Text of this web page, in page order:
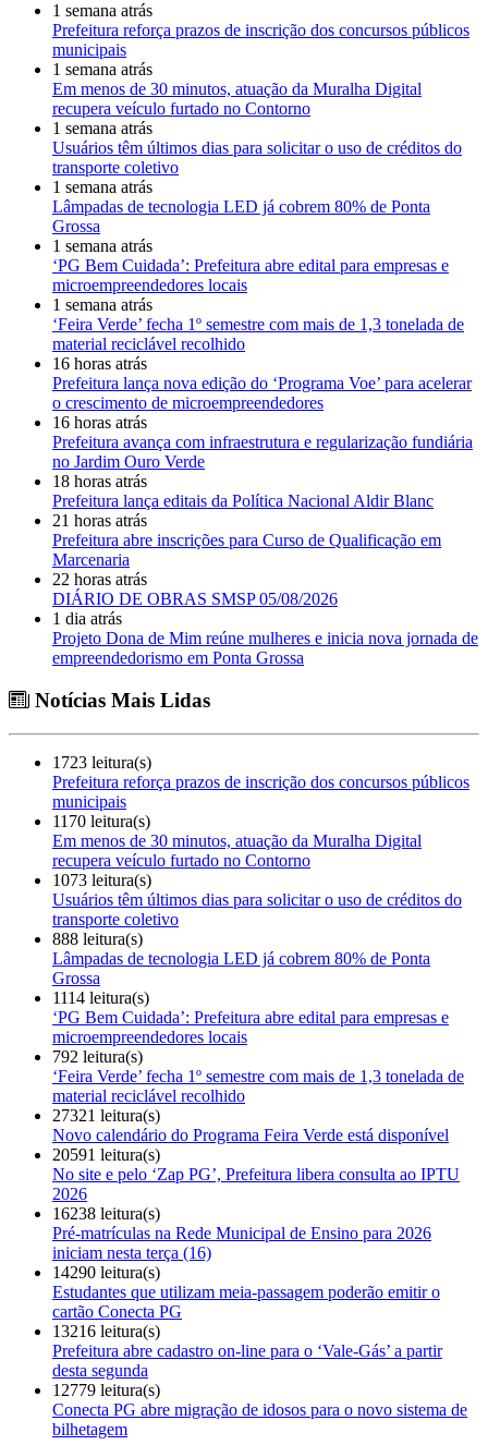
1 semana atrás
Prefeitura reforça prazos de inscrição dos concursos públicos
municipais
1 semana atrás
Em menos de 30 minutos, atuação da Muralha Digital
recupera veículo furtado no Contorno
1 semana atrás
Usuários têm últimos dias para solicitar o uso de créditos do
transporte coletivo
1 semana atrás
Lâmpadas de tecnologia LED já cobrem 80% de Ponta
Grossa
1 semana atrás
‘PG Bem Cuidada’: Prefeitura abre edital para empresas e
microempreendedores locais
1 semana atrás
‘Feira Verde’ fecha 1º semestre com mais de 1,3 tonelada de
material reciclável recolhido
16 horas atrás
Prefeitura lança nova edição do ‘Programa Voe’ para acelerar
o crescimento de microempreendedores
16 horas atrás
Prefeitura avança com infraestrutura e regularização fundiária
no Jardim Ouro Verde
18 horas atrás
Prefeitura lança editais da Política Nacional Aldir Blanc
21 horas atrás
Prefeitura abre inscrições para Curso de Qualificação em
Marcenaria
22 horas atrás
DIÁRIO DE OBRAS SMSP 05/08/2026
1 dia atrás
Projeto Dona de Mim reúne mulheres e inicia nova jornada de
empreendedorismo em Ponta Grossa
Notícias Mais Lidas
1723 leitura(s)
Prefeitura reforça prazos de inscrição dos concursos públicos
municipais
1170 leitura(s)
Em menos de 30 minutos, atuação da Muralha Digital
recupera veículo furtado no Contorno
1073 leitura(s)
Usuários têm últimos dias para solicitar o uso de créditos do
transporte coletivo
888 leitura(s)
Lâmpadas de tecnologia LED já cobrem 80% de Ponta
Grossa
1114 leitura(s)
‘PG Bem Cuidada’: Prefeitura abre edital para empresas e
microempreendedores locais
792 leitura(s)
‘Feira Verde’ fecha 1º semestre com mais de 1,3 tonelada de
material reciclável recolhido
27321 leitura(s)
Novo calendário do Programa Feira Verde está disponível
20591 leitura(s)
No site e pelo ‘Zap PG’, Prefeitura libera consulta ao IPTU
2026
16238 leitura(s)
Pré-matrículas na Rede Municipal de Ensino para 2026
iniciam nesta terça (16)
14290 leitura(s)
Estudantes que utilizam meia-passagem poderão emitir o
cartão Conecta PG
13216 leitura(s)
Prefeitura abre cadastro on-line para o ‘Vale-Gás’ a partir
desta segunda
12779 leitura(s)
Conecta PG abre migração de idosos para o novo sistema de
bilhetagem